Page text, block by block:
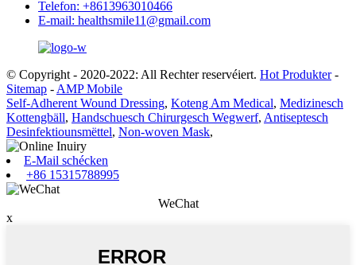
Telefon: +8613963010466
E-mail: healthsmile11@gmail.com
© Copyright - 2020-2022: All Rechter reservéiert. Hot Produkter-
Sitemap - AMP Mobile
Self-Adherent Wound Dressing, Koteng Am Medical, Medizinesch
Kottengbäll, Handschuesch Chirurgesch Wegwerf, Antiseptesch
Desinfektiounsmëttel, Non-woven Mask,
E-Mail schécken
+86 15315788995
WeChat
x